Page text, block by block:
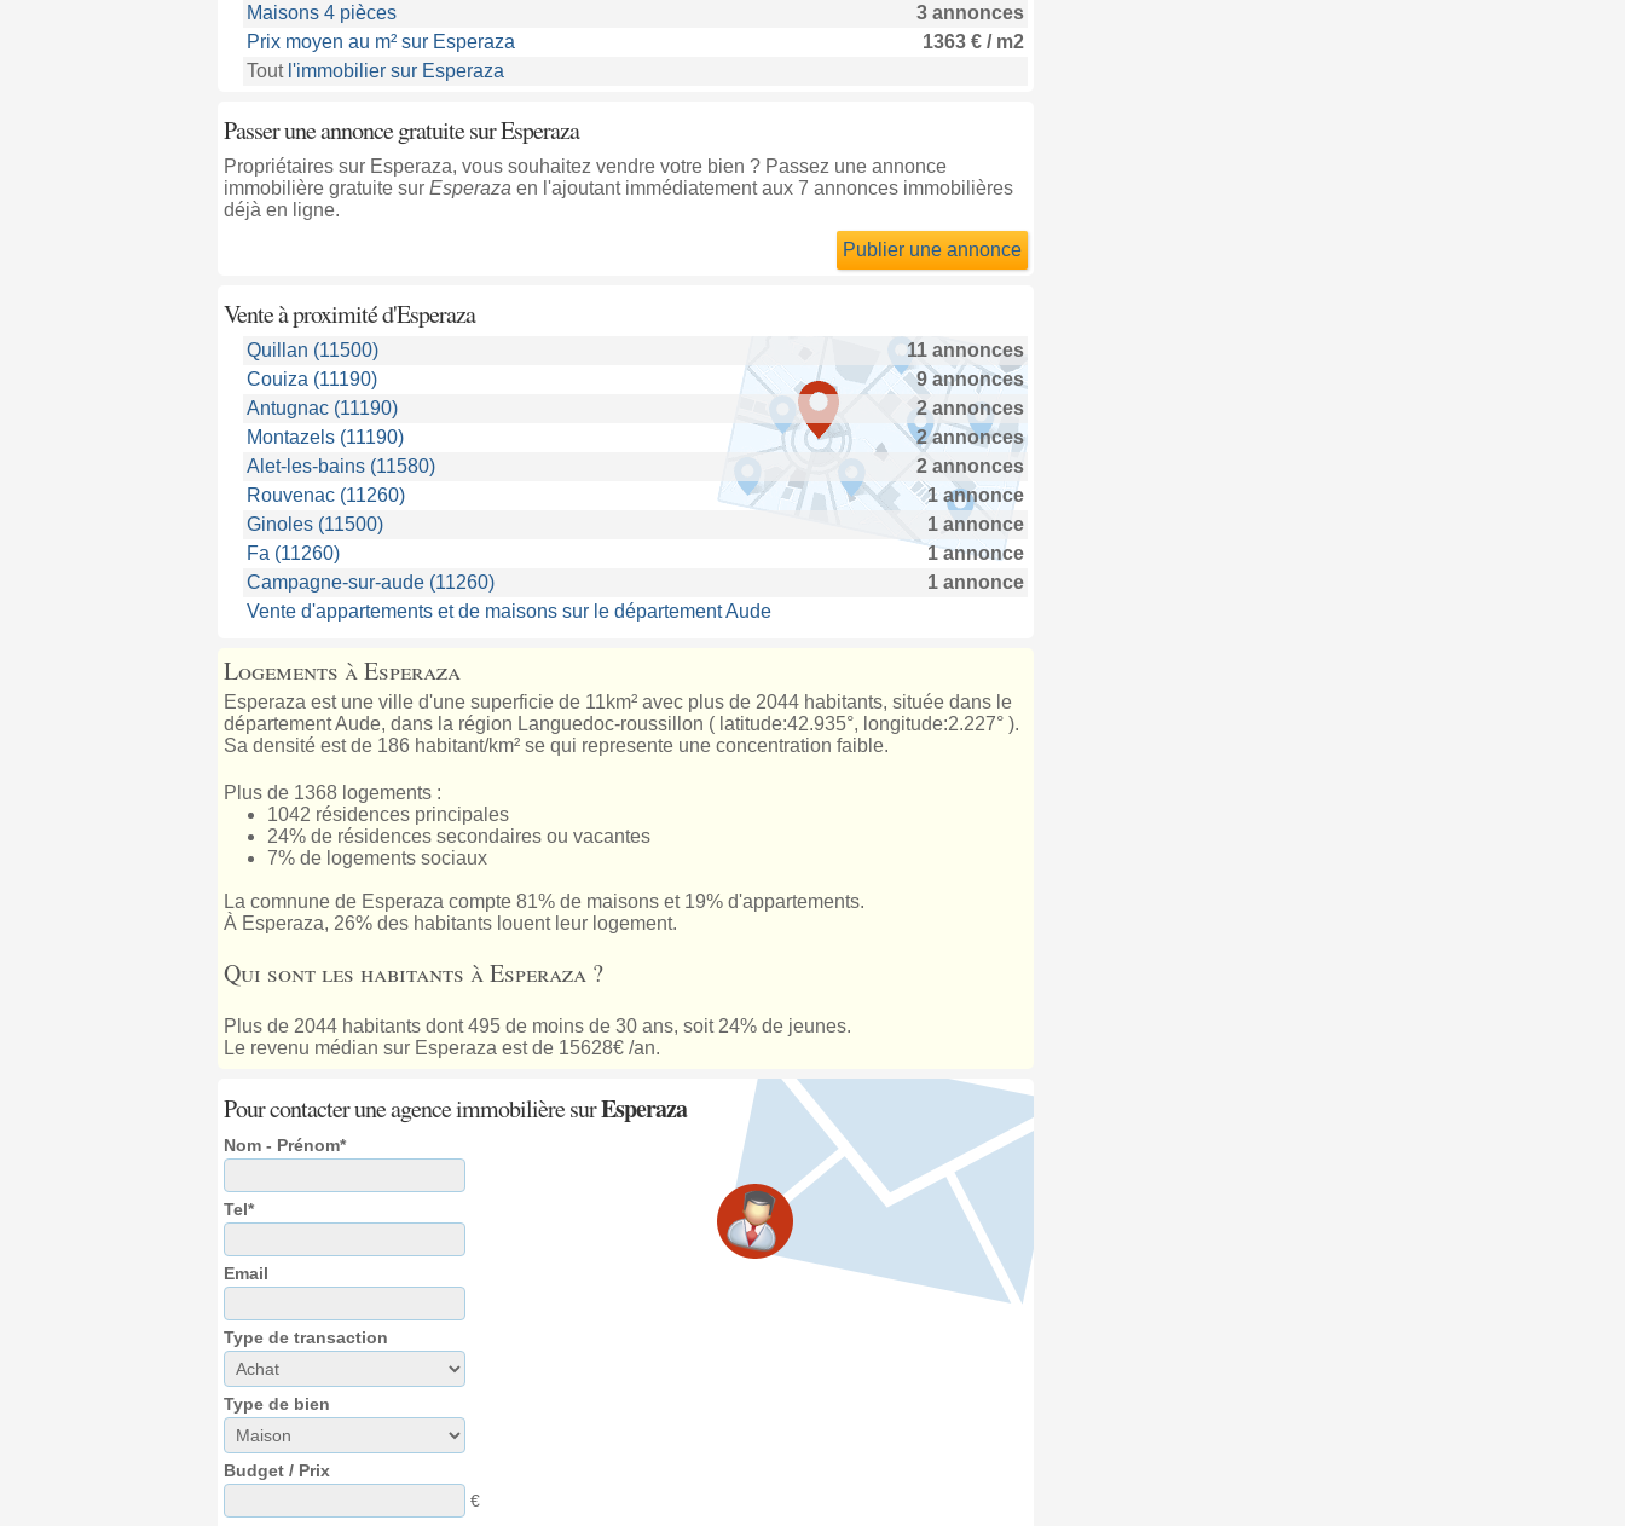
Maisons 4 pièces
3 annonces
Prix moyen au m² sur Esperaza
1363 € / m2
Tout l'immobilier sur Esperaza
Passer une annonce gratuite sur Esperaza
Propriétaires sur Esperaza, vous souhaitez vendre votre bien ? Passez une annonce
immobilière gratuite sur Esperaza en l'ajoutant immédiatement aux 7 annonces immobilières
déjà en ligne.
Publier une annonce
Vente à proximitéd'Esperaza
Quillan (11500)
11 annonces
Couiza (11190)
9 annonces
Antugnac (11190)
2 annonces
Montazels (11190)
2 annonces
Alet-les-bains (11580)
2 annonces
Rouvenac (11260)
1 annonce
Ginoles (11500)
1 annonce
Fa (11260)
1 annonce
Campagne-sur-aude (11260)
1 annonce
Vente d'appartements et de maisons sur le département Aude
Logements à Esperaza
Esperaza est une ville d'une superficie de 11km² avec plus de 2044 habitants, située dans le
département Aude, dans la région Languedoc-roussillon ( latitude:42.935°, longitude:2.227° ).
Sa densité est de 186 habitant/km² se qui represente une concentration faible.
Plus de 1368 logements :
1042 résidences principales
24% de résidences secondaires ou vacantes
7% de logements sociaux
La comnune de Esperaza compte 81% de maisons et 19% d'appartements.
À Esperaza, 26% des habitants louent leur logement.
Qui sont les habitants à Esperaza ?
Plus de 2044 habitants dont 495 de moins de 30 ans, soit 24% de jeunes.
Le revenu médian sur Esperaza est de 15628€ /an.
Pour contacter une agence immobilière surEsperaza
Nom - Prénom*
Tel*
Email
Type de transaction
Type de bien
Budget / Prix
€